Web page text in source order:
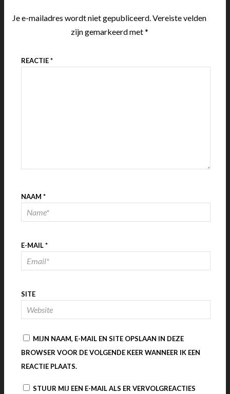
Je e-mailadres wordt niet gepubliceerd. Vereiste velden
zijn gemarkeerd met*
REACTIE*
NAAM *
E-MAIL*
SITE
MIJN NAAM, E-MAIL EN SITE OPSLAAN IN DEZE
BROWSER VOOR DE VOLGENDE KEER WANNEER IK EEN
REACTIE PLAATS.
STUUR MIJ EEN E-MAIL ALS ER VERVOLGREACTIES